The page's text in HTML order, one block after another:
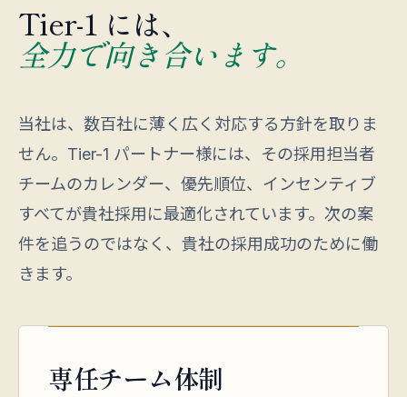
Tier-1 には、
全力で向き合います。
当社は、数百社に薄く広く対応する方針を取りま
せん。Tier-1 パートナー様には、その採用担当者
チームのカレンダー、優先順位、インセンティブ
すべてが貴社採用に最適化されています。次の案
件を追うのではなく、貴社の採用成功のために働
きます。
専任チーム体制